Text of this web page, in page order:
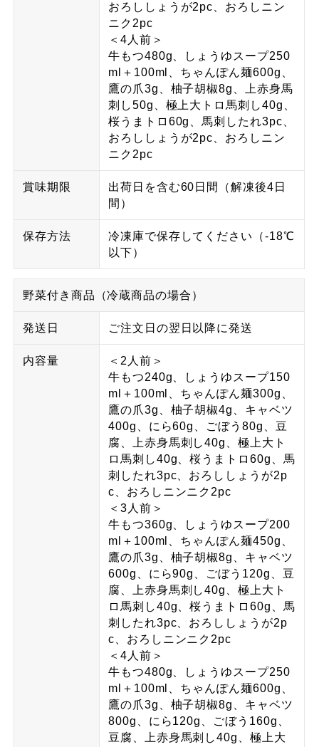
おろししょうが2pc、おろしニン
ニク2pc
＜4人前＞
牛もつ480g、しょうゆスープ250
ml＋100ml、ちゃんぽん麺600g、
鷹の爪3g、柚子胡椒8g、上赤身馬
刺し50g、極上大トロ馬刺し40g、
桜うまトロ60g、馬刺したれ3pc、
おろししょうが2pc、おろしニン
ニク2pc
賞味期限
出荷日を含む60日間（解凍後4日
間）
保存方法
冷凍庫で保存してください（-18℃
以下）
野菜付き商品（冷蔵商品の場合）
発送日 ご注文日の翌日以降に発送
内容量
＜2人前＞
牛もつ240g、しょうゆスープ150
ml＋100ml、ちゃんぽん麺300g、
鷹の爪3g、柚子胡椒4g、キャベツ
400g、にら60g、ごぼう80g、豆
腐、上赤身馬刺し40g、極上大ト
ロ馬刺し40g、桜うまトロ60g、馬
刺したれ3pc、おろししょうが2p
c、おろしニンニク2pc
＜3人前＞
牛もつ360g、しょうゆスープ200
ml＋100ml、ちゃんぽん麺450g、
鷹の爪3g、柚子胡椒8g、キャベツ
600g、にら90g、ごぼう120g、豆
腐、上赤身馬刺し40g、極上大ト
ロ馬刺し40g、桜うまトロ60g、馬
刺したれ3pc、おろししょうが2p
c、おろしニンニク2pc
＜4人前＞
牛もつ480g、しょうゆスープ250
ml＋100ml、ちゃんぽん麺600g、
鷹の爪3g、柚子胡椒8g、キャベツ
800g、にら120g、ごぼう160g、
豆腐、上赤身馬刺し40g、極上大